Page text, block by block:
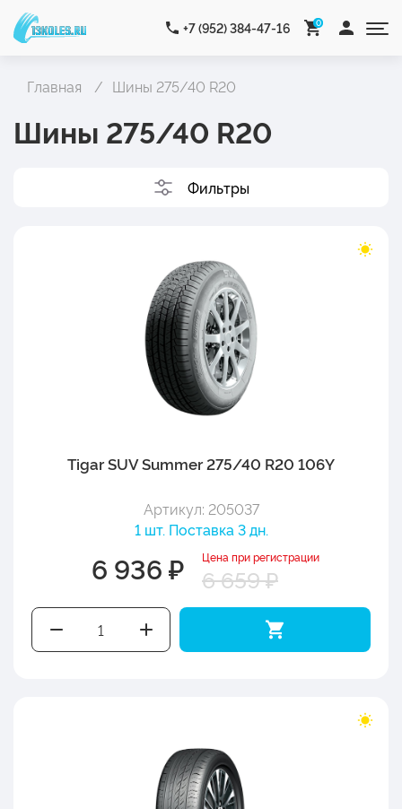
+7 (952) 384-47-16 0
Главная Шины 275/40 R20
Шины 275/40 R20
Фильтры
Tigar SUV Summer 275/40 R20 106Y
Артикул: 205037
1 шт. Поставка 3 дн.
6 936 ₽ Цена при регистрации
6 659 ₽